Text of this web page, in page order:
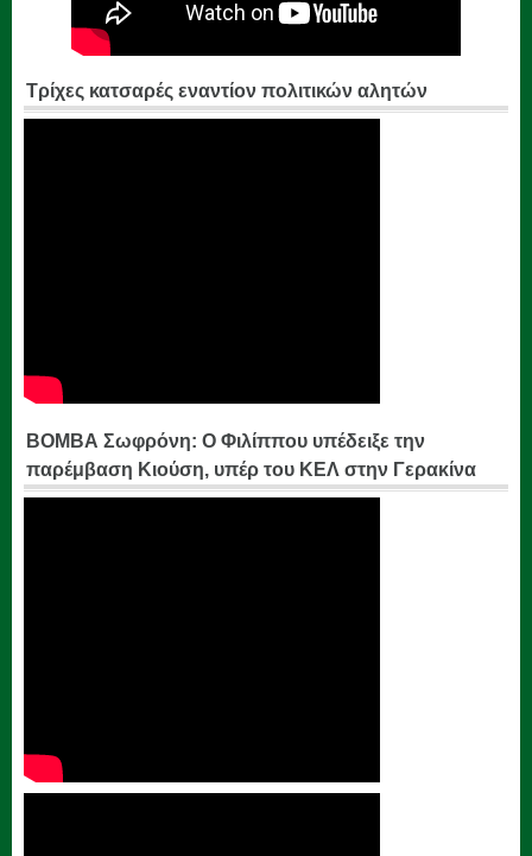
Τρίχες κατσαρές εναντίον πολιτικών αλητών
ΒΟΜΒΑ Σωφρόνη: Ο Φιλίππου υπέδειξε την
παρέμβαση Κιούση, υπέρ του ΚΕΛ στην Γερακίνα